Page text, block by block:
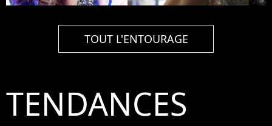
TOUT L'ENTOURAGE
TENDANCES